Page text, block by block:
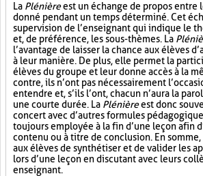
La Plénièreest un échange de propos entre
donné pendant un temps déterminé. Cet
supervision de l’enseignant qui indique le
et, de préférence, les sous-thèmes. La
l’avantage de laisser la chance aux élèves
à leur manière. De plus, elle permet la
élèves du groupe et leur donne accès à la
contre, ils n’ont pas nécessairement
entendre et, s’ils l’ont, chacun n’aura la
une courte durée. La Plénièreest donc
concert avec d’autres formules
toujours employée à la fin d’une leçon afin
contenu ou à titre de conclusion. En somme,
aux élèves de synthétiser et de valider les
lors d’une leçon en discutant avec leurs
enseignant.